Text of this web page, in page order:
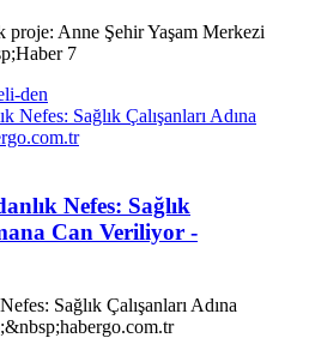
Anne Şehir Yaşam Merkezi
7
den
Nefes: Sağlık
Can Veriliyor -
Sağlık Çalışanları Adına